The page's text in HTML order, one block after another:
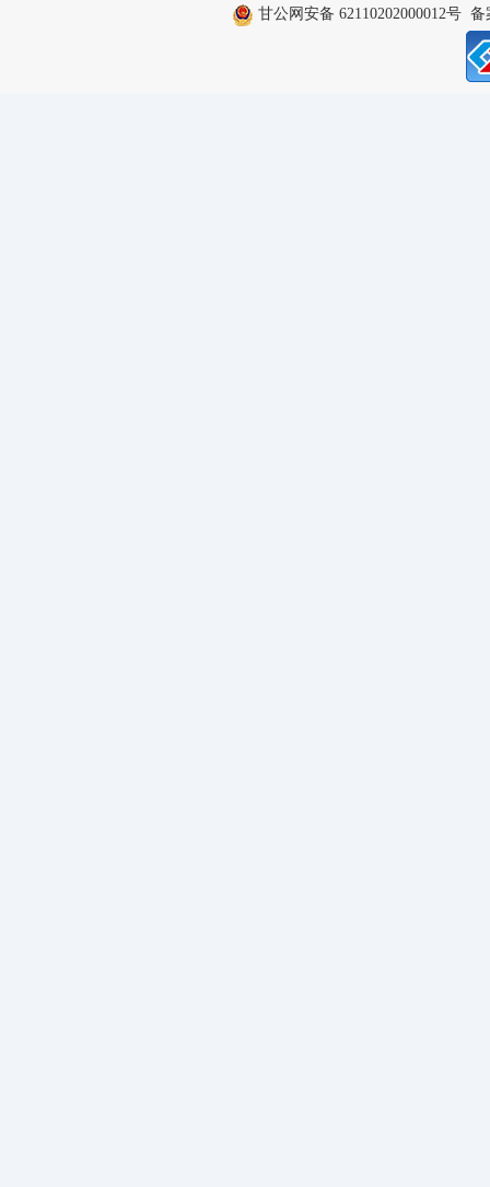
甘公网安备 62110202000012号 备